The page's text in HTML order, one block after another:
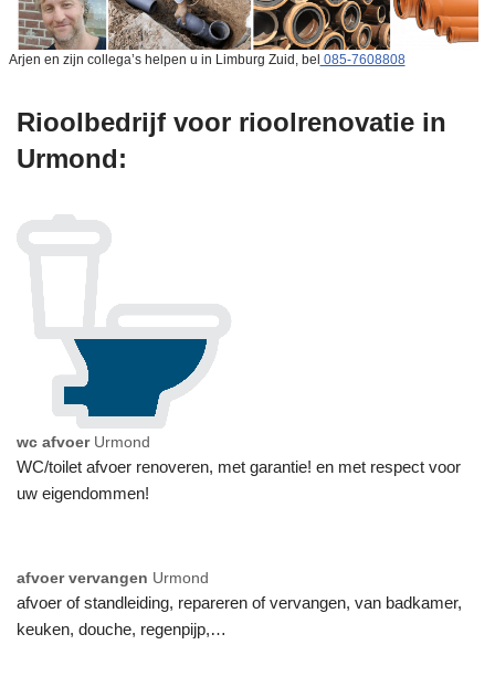
Arjen en zijn collega’s helpen u in Limburg Zuid, bel 085-7608808
Rioolbedrijf voor rioolrenovatie in
Urmond:
wc afvoer Urmond
WC/toilet afvoer renoveren, met garantie! en met respect voor
uw eigendommen!
afvoer vervangen Urmond
afvoer of standleiding, repareren of vervangen, van badkamer,
keuken, douche, regenpijp,…